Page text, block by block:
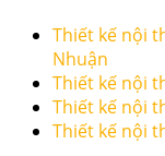
Thiết kế nội
Nhuận
Thiết kế nội
Thiết kế nội
Thiết kế nội